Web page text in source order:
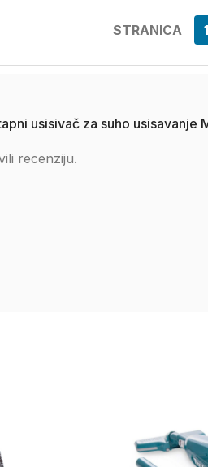
STRANICA 1
usisivač za suho usisavanje
recenziju.